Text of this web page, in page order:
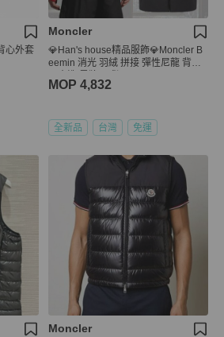
心外套
Moncler
💎Han's house精品服飾💎Moncler B
eemin 消光 羽絨 拼接 彈性尼龍 背心
MOP 4,832
全新品 台灣 免運
Moncler